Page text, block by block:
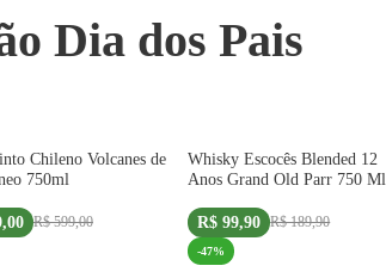
Dia dos Pais
Chileno Volcanes de
750ml
R$ 599,00
Whisky Escocês Blended 12
Anos Grand Old Parr 750 Ml
R$ 99,90 R$ 189,90
-47%